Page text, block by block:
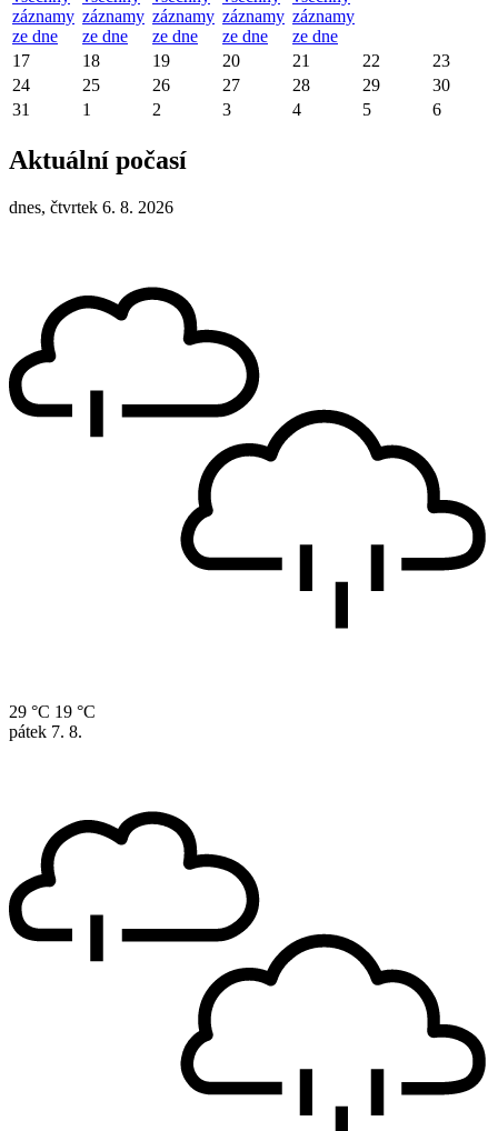
záznamy
ze dne
záznamy
ze dne
záznamy
ze dne
záznamy
ze dne
záznamy
ze dne
17 18 19 20 21 22
23
24
25 26 27 28 29
30
31
1 2 3 4 5 6
Aktuální počasí
dnes, čtvrtek 6. 8. 2026
29 °C 19 °C
pátek 7. 8.